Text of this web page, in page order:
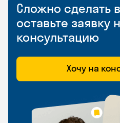
Сложно сделать
оставьте заявку
консультацию
Хочу на